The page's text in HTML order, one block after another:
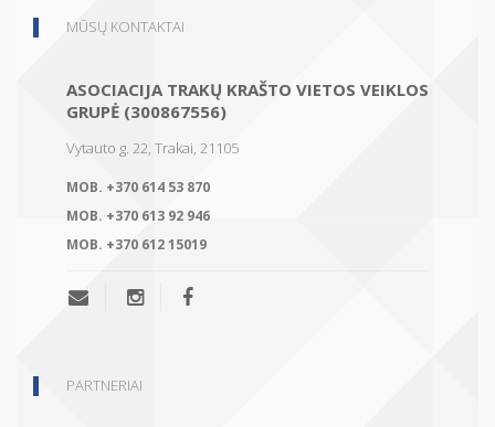
MŪSŲ KONTAKTAI
ASOCIACIJA TRAKŲ KRAŠTO VIETOS VEIKLOS
GRUPĖ (300867556)
Vytauto g. 22, Trakai, 21105
MOB. +370 614 53 870
MOB. +370 613 92 946
MOB. +370 612 15019
PARTNERIAI